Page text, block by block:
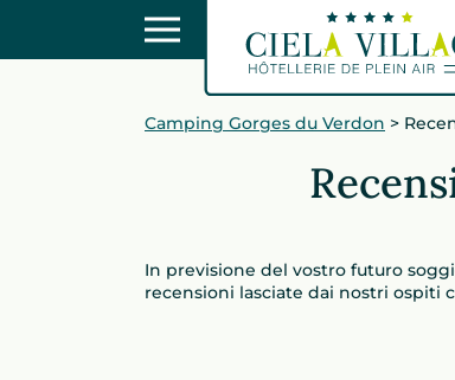
Camping Gorges du Verdon >
In previsione del vostro futuro
recensioni lasciate dai nostri ospiti